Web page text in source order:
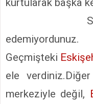
kurtularak
Sizler ise
edemiyordunuz.
Geçmişteki
ele
merkeziyle değil,